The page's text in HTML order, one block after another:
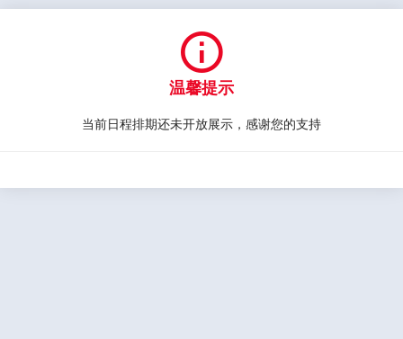

温馨提示
当前日程排期还未开放展示，感谢您的支持